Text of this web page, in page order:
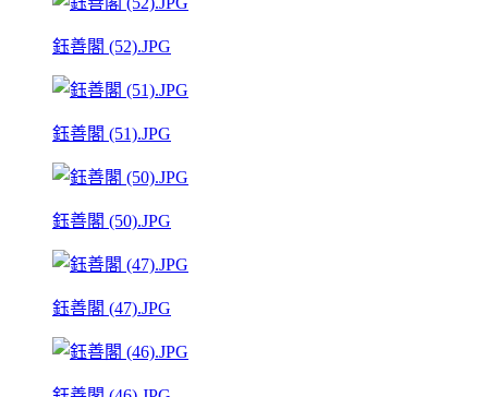
鈺善閣 (52).JPG
鈺善閣 (51).JPG
鈺善閣 (50).JPG
鈺善閣 (47).JPG